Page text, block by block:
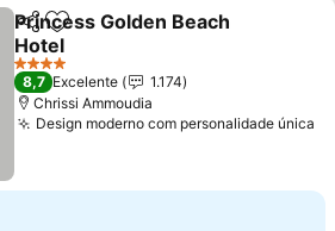
PartilharAdicionar aos favoritos
Princess Golden Beach
Hotel
4 Estrelas
8,7 Excelente
1.174
Chrissi Ammoudia
Design moderno com personalidade única